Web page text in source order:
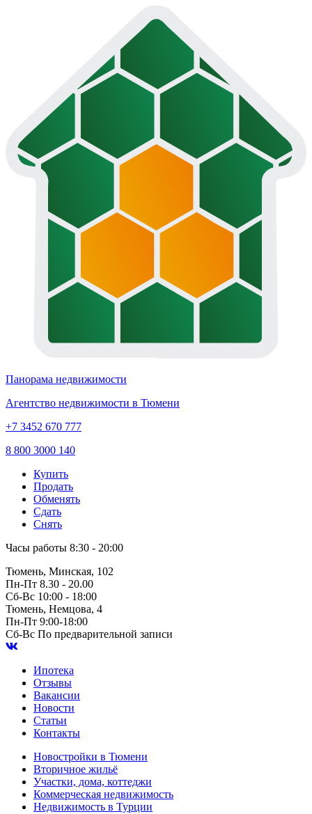
Панорама недвижимости
Агентство недвижимости в Тюмени
+7 3452 670 777
8 800 3000 140
Купить
Продать
Обменять
Сдать
Снять
Часы работы 8:30 - 20:00
Тюмень, Минская, 102
Пн-Пт 8.30 - 20.00
Сб-Вс 10:00 - 18:00
Тюмень, Немцова, 4
Пн-Пт 9:00-18:00
Сб-Вс По предварительной записи
Ипотека
Отзывы
Вакансии
Новости
Статьи
Контакты
Новостройки в Тюмени
Вторичное жильё
Участки, дома, коттеджи
Коммерческая недвижимость
Недвижимость в Турции